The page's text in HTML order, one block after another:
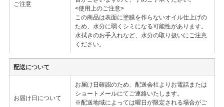
ご注意
<使用上のご注意>
この商品は表面に塗膜を作らないオイル仕上げの
ため、水分に弱くシミになる可能性があります。
水拭きのお手入れなど、水分の取り扱いにご注意
ください。
配送について
お届け日について
お届け日確認のため、配送会社よりお電話または
ショートメールにてご連絡いたします。
※配送地域によっては曜日が限定される場合がご